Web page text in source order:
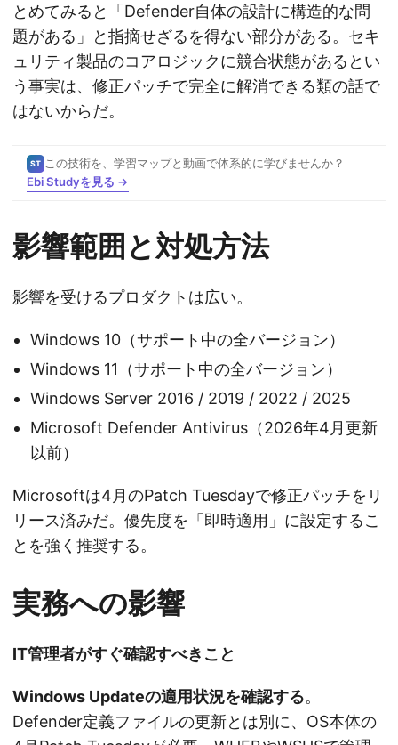
とめてみると「Defender自体の設計に構造的な問
題がある」と指摘せざるを得ない部分がある。セキ
ュリティ製品のコアロジックに競合状態があるとい
う事実は、修正パッチで完全に解消できる類の話で
はないからだ。
ST この技術を、学習マップと動画で体系的に学びませんか？
Ebi Studyを見る →
影響範囲と対処方法
影響を受けるプロダクトは広い。
Windows 10（サポート中の全バージョン）
Windows 11（サポート中の全バージョン）
Windows Server 2016 / 2019 / 2022 / 2025
Microsoft Defender Antivirus（2026年4月更新
以前）
Microsoftは4月のPatch Tuesdayで修正パッチをリ
リース済みだ。優先度を「即時適用」に設定するこ
とを強く推奨する。
実務への影響
IT管理者がすぐ確認すべきこと
Windows Updateの適用状況を確認する。
Defender定義ファイルの更新とは別に、OS本体の